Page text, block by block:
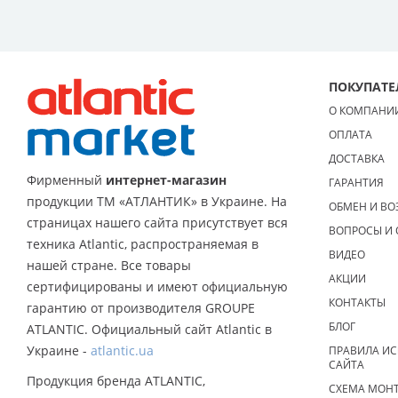
При приеме
Цена на
Наши
При
Мы
На
Наши
Фирменный интернет-магазин
продукции ТМ «АТЛАНТИК» в Украине. На
страницах нашего сайта присутствует вся
техника Atlantic, распространяемая в
нашей стране. Все товары
сертифицированы и имеют официальную
гарантию от производителя GROUPE
ATLANTIC. Официальный сайт Atlantic в
Украине - atlantic.ua
Продукция бренда ATLANTIC,
О
ОПЛАТА
ДОСТАВКА
ГАРАНТИЯ
ОБМЕН И
ВОПРОСЫ И
ВИДЕО
АКЦИИ
КОНТАКТЫ
БЛОГ
ПРАВИЛА
САЙТА
СХЕМА